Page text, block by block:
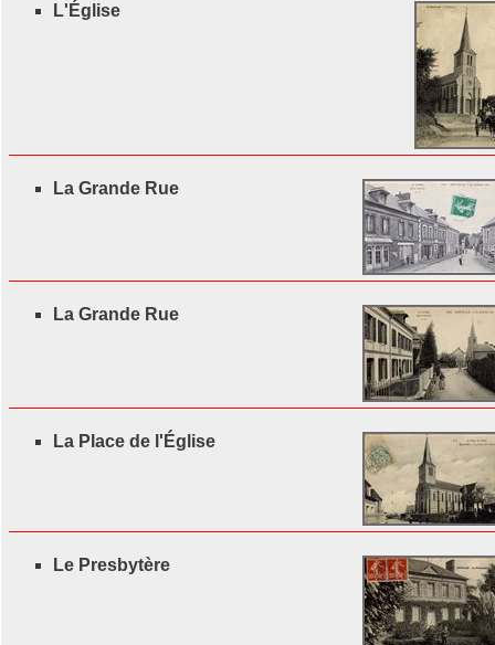
L'Église
La Grande Rue
La Grande Rue
La Place de l'Église
Le Presbytère